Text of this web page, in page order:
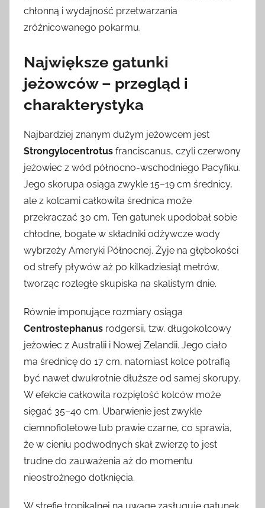
chłonną i wydajność przetwarzania
zróżnicowanego pokarmu.
Największe gatunki
jeżowców – przegląd i
charakterystyka
Najbardziej znanym dużym jeżowcem jest
Strongylocentrotus franciscanus, czyli czerwony
jeżowiec z wód północno-wschodniego Pacyfiku.
Jego skorupa osiąga zwykle 15–19 cm średnicy,
ale z kolcami całkowita średnica może
przekraczać 30 cm. Ten gatunek upodobał sobie
chłodne, bogate w składniki odżywcze wody
wybrzeży Ameryki Północnej. Żyje na głębokości
od strefy pływów aż po kilkadziesiąt metrów,
tworząc rozległe skupiska na skalistym dnie.
Równie imponujące rozmiary osiąga
Centrostephanus rodgersii, tzw. długokolcowy
jeżowiec z Australii i Nowej Zelandii. Jego ciało
ma średnicę do 17 cm, natomiast kolce potrafią
być nawet dwukrotnie dłuższe od samej skorupy.
W efekcie całkowita rozpiętość kolców może
sięgać 35–40 cm. Ubarwienie jest zwykle
ciemnofioletowe lub prawie czarne, co sprawia,
że w cieniu podwodnych skał zwierzę to jest
trudne do zauważenia aż do momentu
nieostrożnego dotknięcia.